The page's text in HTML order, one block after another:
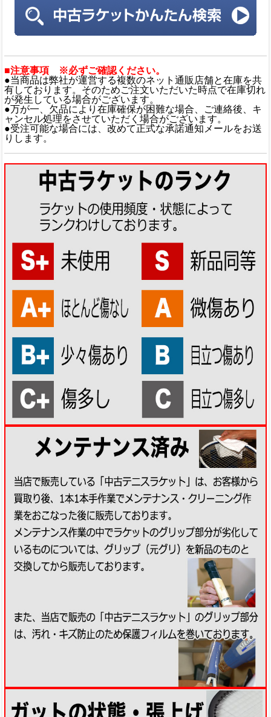
■注意事項 ※必ずご確認ください。
●当商品は弊社が運営する複数のネット通販店舗と在庫を共
有しております。そのためご注文いただいた時点で在庫切れ
が発生している場合がございます。
●万が一、欠品により在庫確保が困難な場合、ご連絡後、キ
ャンセル処理をさせていただく場合がございます。
●受注可能な場合には、改めて正式な承諾通知メールをお送
りします。